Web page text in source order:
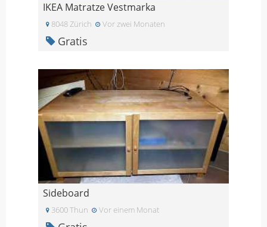
IKEA Matratze Vestmarka
8048 Zürich Vor zwei Monaten
Gratis
Sideboard
3600 Thun Vor einem Monat